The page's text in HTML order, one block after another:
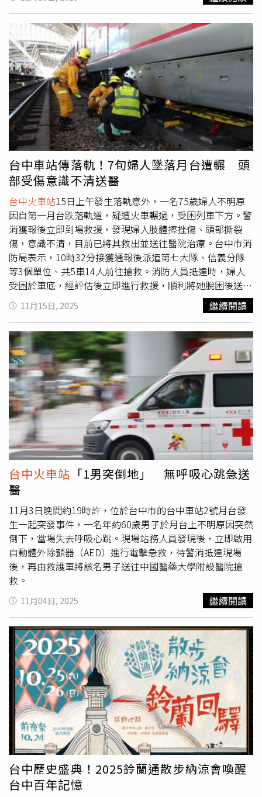
防隊及警方到場，救護人員到場後，立刻依程序檢查生命徵
象，卻確認這名 62 歲傅姓男子已無呼吸與心跳，屬明顯死
亡情況，因此未進行送醫。警方其後封鎖現場，交由鑑識人
員展開勘查。根據初步調查，傅男身上並無外傷、血跡或任
何打鬥痕跡，排除外力造成的可能性。警方研判死因較可能
是疾病或身體突然狀況引發的意外死亡。警方透過指紋資料
比對確認身分後，已聯繫家屬到場處理後續事宜，家屬對死
因並無異議。第一分局表示，警方已同步聯繫台中市政府相
關福利單位與禮儀公司，協助死者完成後續程序，希望讓傅
男得以妥善善終。此外，警方也強調，這起事件再次暴露出
弱勢族群的生活困境，街友在缺乏資源與醫療照護的情況
下，生活風險極高，往往一旦身體出狀況便來不及求援。地
方民眾則感嘆，台中車站周邊近年街友人數上升，不僅生活
環境惡劣，健康狀況更無人關注。也有居民呼籲市府應加強
社福介入，避免類似憾事一再上演。全案目前已報請台中地
檢署檢察官相驗，以確認最終死因。
台中車站傳落軌！7旬婦人墜落月台遭輾 頭
部受傷意識不清送醫
台中火車站15日上午發生落軌意外，一名75歲婦人不明原
因自第一月台跌落軌道，疑遭火車輾過，受困列車下方。警
消獲報後立即到場救援，發現婦人肢體擦挫傷、頭部撕裂
傷，意識不清，目前已將其救出並送往醫院治療。台中市消
防局表示，10時32分接獲通報後派遣第七大隊、信義分隊
等3個單位、共5車14人前往搶救。消防人員抵達時，婦人
受困於車底，經評估後立即進行救援，順利將她脫困後送往
醫院。鐵路警察台中分局指出，台中分駐所於10時30分接
獲台鐵通報，員警到場後確認婦人尚有意識，後續詳細事故
11月15日, 2025 繼續閱讀
台中火車站 「1男突倒地」 無呼吸心跳急送
醫
11月3日晚間約19時許，位於台中市的台中車站2號月台發
生一起突發事件，一名年約60歲男子於月台上不明原因突然
倒下，當場失去呼吸心跳。現場站務人員發現後，立即啟用
自動體外除顫器（AED）進行電擊急救，待警消抵達現場
後，再由救護車將該名男子送往中國醫藥大學附設醫院搶
救。
11月04日, 2025 繼續閱讀
台中歷史盛典！2025鈴蘭通散步納涼會喚醒
台中百年記憶